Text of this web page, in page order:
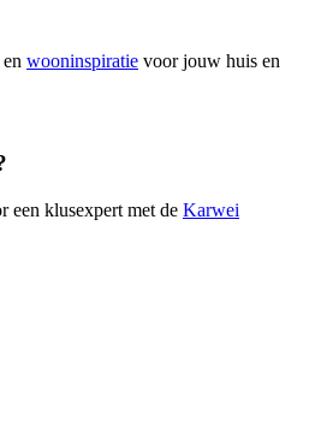
en wooninspiratie voor jouw huis en
een klusexpert met de Karwei